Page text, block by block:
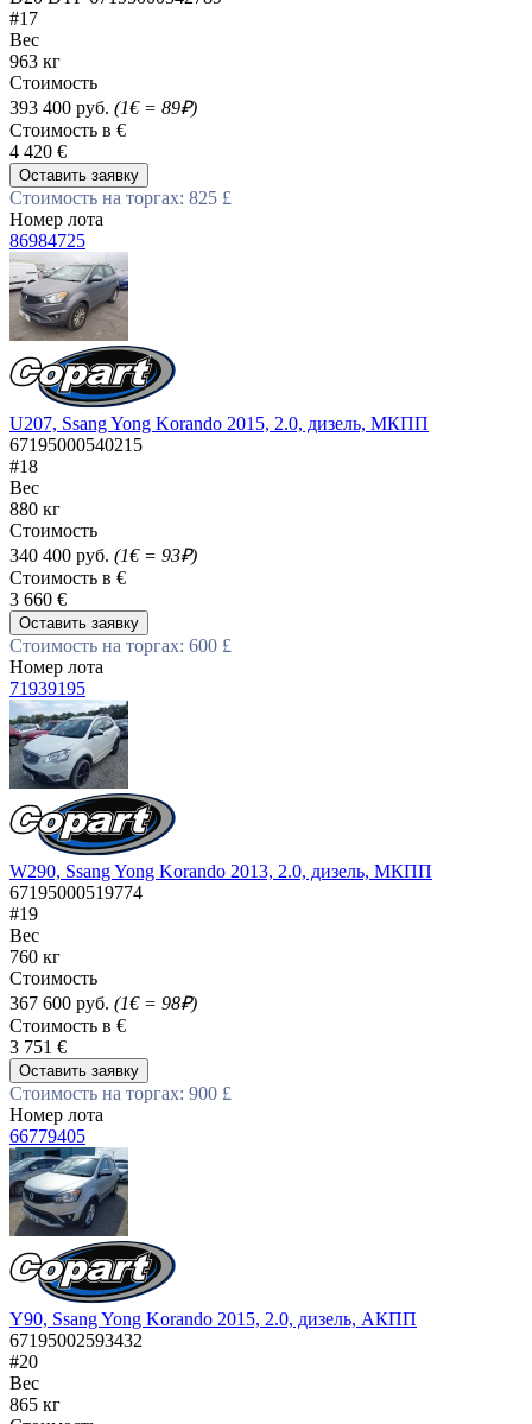
#17
Вес
963 кг
Стоимость
393 400 руб. (1€ = 89₽)
Стоимость в €
4 420 €
Оставить заявку
Стоимость на торгах: 825 £
Номер лота
86984725
U207, Ssang Yong Korando 2015, 2.0, дизель, МКПП
67195000540215
#18
Вес
880 кг
Стоимость
340 400 руб. (1€ = 93₽)
Стоимость в €
3 660 €
Оставить заявку
Стоимость на торгах: 600 £
Номер лота
71939195
W290, Ssang Yong Korando 2013, 2.0, дизель, МКПП
67195000519774
#19
Вес
760 кг
Стоимость
367 600 руб. (1€ = 98₽)
Стоимость в €
3 751 €
Оставить заявку
Стоимость на торгах: 900 £
Номер лота
66779405
Y90, Ssang Yong Korando 2015, 2.0, дизель, АКПП
67195002593432
#20
Вес
865 кг